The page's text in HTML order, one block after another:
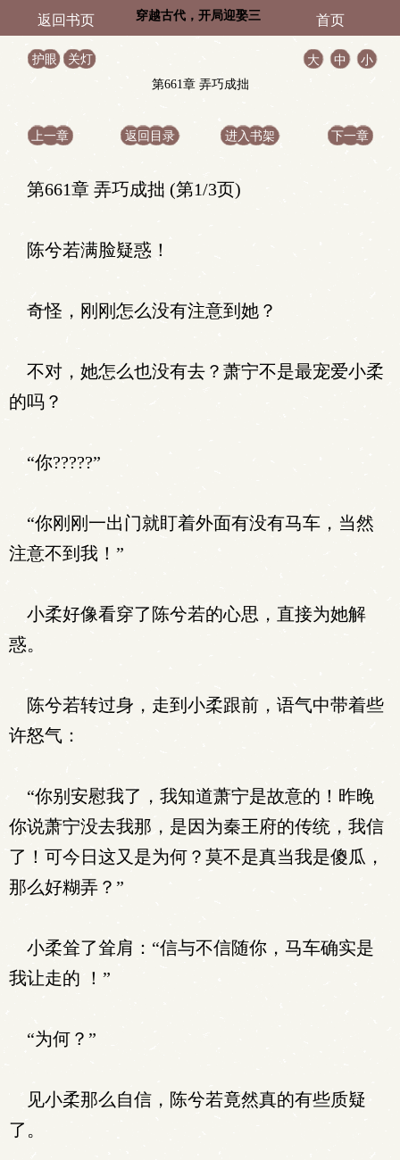
返回书页 穿越古代，开局迎娶三 首页
护眼 关灯 大 中
小
第661章 弄巧成拙
上一章 返回目录 进入书架 下一章
第661章 弄巧成拙 (第1/3页)
陈兮若满脸疑惑！
奇怪，刚刚怎么没有注意到她？
不对，她怎么也没有去？萧宁不是最宠爱小柔
的吗？
“你?????”
“你刚刚一出门就盯着外面有没有马车，当然
注意不到我！”
小柔好像看穿了陈兮若的心思，直接为她解
惑。
陈兮若转过身，走到小柔跟前，语气中带着些
许怒气：
“你别安慰我了，我知道萧宁是故意的！昨晚
你说萧宁没去我那，是因为秦王府的传统，我信
了！可今日这又是为何？莫不是真当我是傻瓜，
那么好糊弄？”
小柔耸了耸肩：“信与不信随你，马车确实是
我让走的 ！”
“为何？”
见小柔那么自信，陈兮若竟然真的有些质疑
了。